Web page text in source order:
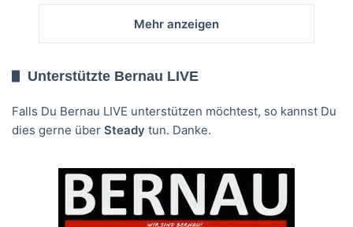
Mehr anzeigen
Unterstützte Bernau LIVE
Falls Du Bernau LIVE unterstützen möchtest, so kannst Du
dies gerne über Steady tun. Danke.